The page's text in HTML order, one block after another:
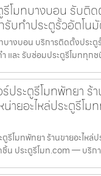
รีโมทบางบอน รับติ
บทำประตูรั้วอัตโน
บางบอน บริการติดตั้งประตู
และ รับซ่อมประตูรีโมททุก
ประตูรีโมทพัทยา ร้
ายอะไหล่ประตูรีโ
รีโมทพัทยา ร้านขายอะไหล่
ชิ้น ประตูรีโมท.com — บริ